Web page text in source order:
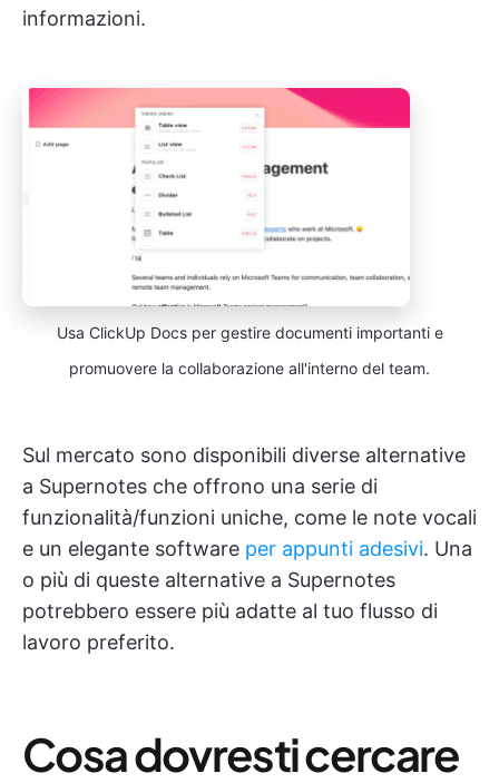
informazioni.
Usa ClickUp Docs per gestire documenti importanti e
promuovere la collaborazione all'interno del team.
Sul mercato sono disponibili diverse alternative
a Supernotes che offrono una serie di
funzionalità/funzioni uniche, come le note vocali
e un elegante software per appunti adesivi. Una
o più di queste alternative a Supernotes
potrebbero essere più adatte al tuo flusso di
lavoro preferito.
Cosa dovresti cercare